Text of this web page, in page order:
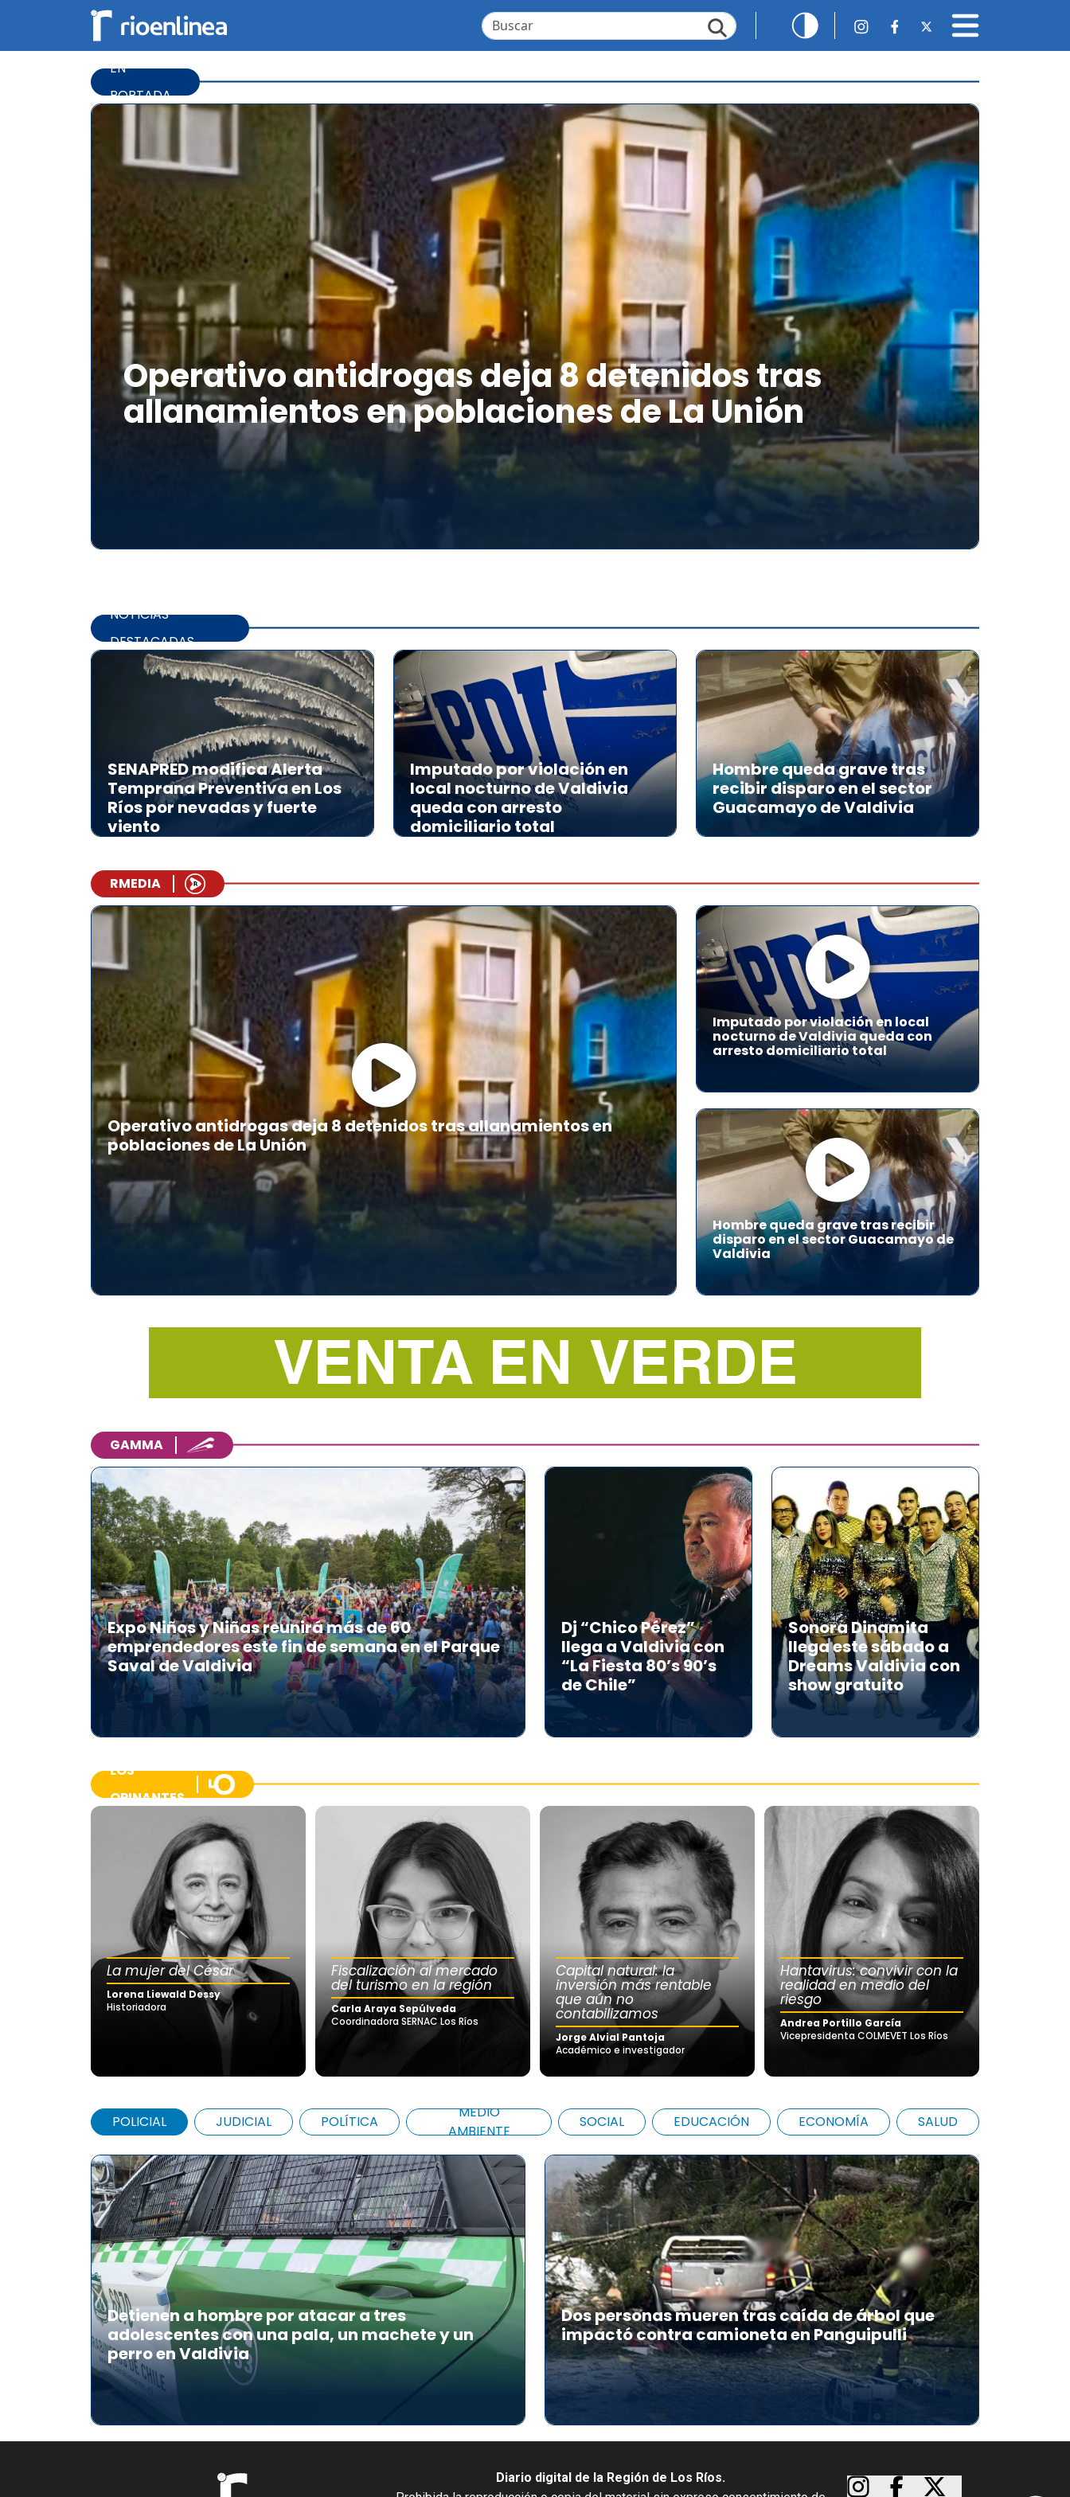
EN
PORTADA
Operativo antidrogas deja 8 detenidos tras
allanamientos en poblaciones de La Unión
NOTICIAS
DESTACADAS
SENAPRED modifica Alerta
Temprana Preventiva en Los
Ríos por nevadas y fuerte
viento
Imputado por violación en
local nocturno de Valdivia
queda con arresto
domiciliario total
Hombre queda grave tras
recibir disparo en el sector
Guacamayo de Valdivia
RMEDIA
Operativo antidrogas deja 8 detenidos tras allanamientos en
poblaciones de La Unión
Imputado por violación en local
nocturno de Valdivia queda con
arresto domiciliario total
Hombre queda grave tras recibir
disparo en el sector Guacamayo de
Valdivia
GAMMA
Expo Niños y Niñas reunirá más de 60
emprendedores este fin de semana en el Parque
Saval de Valdivia
Dj “Chico Pérez”
llega a Valdivia con
“La Fiesta 80’s 90’s
de Chile”
Sonora Dinamita
llega este sábado a
Dreams Valdivia con
show gratuito
LOS
OPINANTES
La mujer del César
Lorena Liewald Dessy
Historiadora
Fiscalización al mercado
del turismo en la región
Carla Araya Sepúlveda
Coordinadora SERNAC Los Ríos
Capital natural: la
inversión más rentable
que aún no
contabilizamos
Jorge Alvial Pantoja
Académico e investigador
Hantavirus: convivir con la
realidad en medio del
riesgo
Andrea Portillo García
Vicepresidenta COLMEVET Los Ríos
POLICIAL JUDICIAL POLÍTICA
MEDIO
AMBIENTE
SOCIAL EDUCACIÓN ECONOMÍA SALUD
Detienen a hombre por atacar a tres
adolescentes con una pala, un machete y un
perro en Valdivia
Dos personas mueren tras caída de árbol que
impactó contra camioneta en Panguipulli
Diario digital de la Región de Los Ríos.